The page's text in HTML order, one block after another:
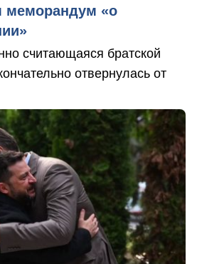
меморандум «о
считающаяся братской
отвернулась от